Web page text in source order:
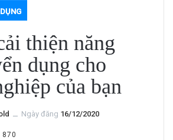
thiện năng
dụng cho
của bạn
ــ Ngày đăng 16/12/2020
870